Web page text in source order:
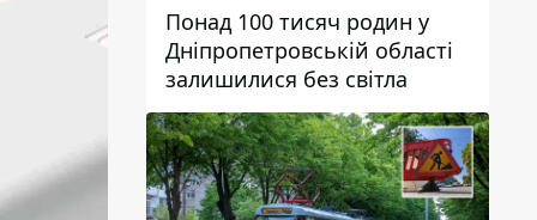
Понад 100 тисяч родин у
Дніпропетровській області
залишилися без світла